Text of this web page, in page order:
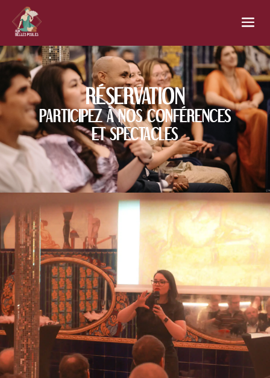
RÉSERVATION
PARTICIPEZ À NOS CONFÉRENCES
ET SPECTACLES